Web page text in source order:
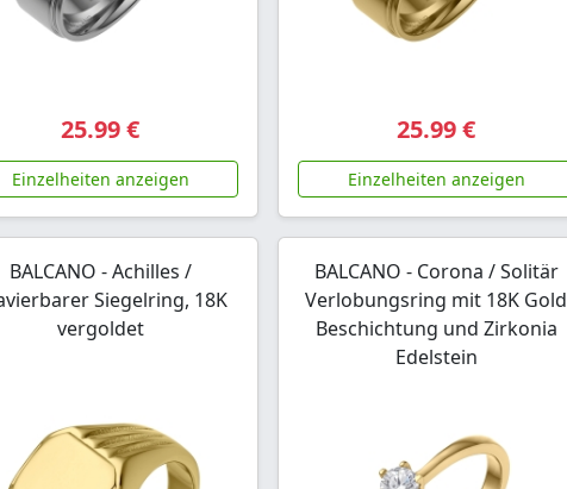
25.99 €
Einzelheiten anzeigen
25.99 €
Einzelheiten anzeigen
BALCANO - Achilles /
Siegelring, 18K
vergoldet
BALCANO - Corona / Solitär
Verlobungsring mit 18K Gold
Beschichtung und Zirkonia
Edelstein